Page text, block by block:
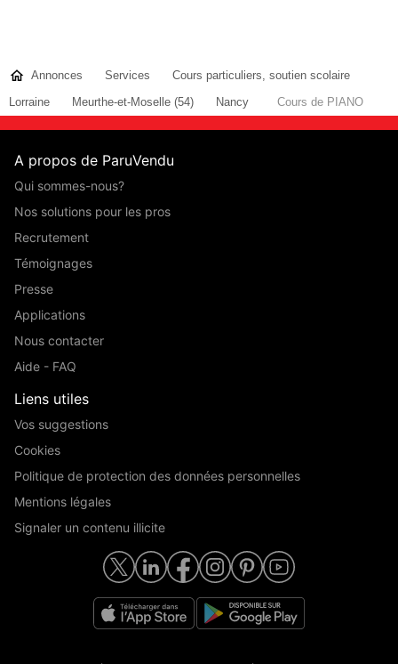
Annonces Services
Cours particuliers, soutien scolaire
Lorraine
Meurthe-et-Moselle (54) Nancy Cours de PIANO
A propos de ParuVendu
Qui sommes-nous?
Nos solutions pour les pros
Recrutement
Témoignages
Presse
Applications
Nous contacter
Aide - FAQ
Liens utiles
Vos suggestions
Cookies
Politique de protection des données personnelles
Mentions légales
Signaler un contenu illicite